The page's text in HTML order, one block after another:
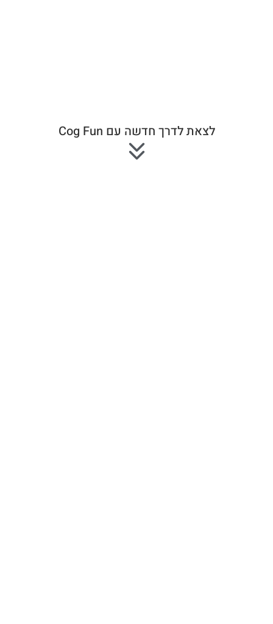
לצאת לדרך חדשה עם Cog Fun